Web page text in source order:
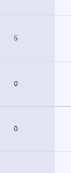
5
0
0